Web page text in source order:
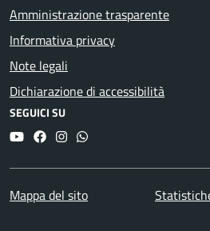
Amministrazione trasparente
Informativa privacy
Note legali
Dichiarazione di accessibilità
SEGUICI SU
YouTubeFacebookInstagram
Whatsapp
Mappa del sito